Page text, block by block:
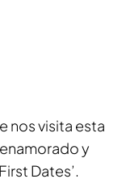
nos visita esta
y
Dates’.